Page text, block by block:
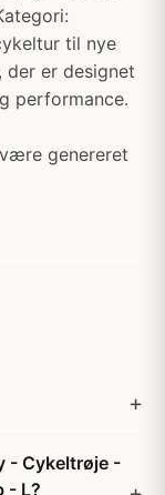
til nye
der er designet
performance.
genereret
- Cykeltrøje -
- L?